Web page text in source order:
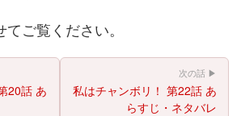
ご覧ください。
20話 あ
次の話 ▶
私はチャンボリ！ 第22話 あ
らすじ・ネタバレ